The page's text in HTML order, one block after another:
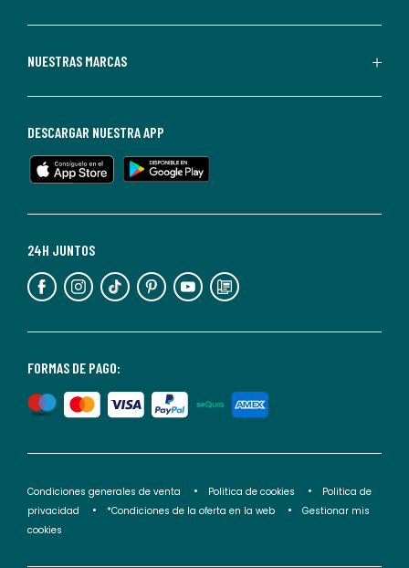
Redoute.
de
en
cualquier
Para
información,
puedes
de
privacidad</2>.
NUESTRAS MARCAS
FORMAS DE PAGO:
24H JUNTOS
DESCARGAR NUESTRA APP
Condiciones generales de venta Politica de cookies
Politica de
privacidad
*Condiciones de la oferta en la web
Gestionar mis
cookies